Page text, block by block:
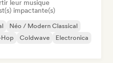
leur musique
impactante(s)
Néo / Modern Classical
Coldwave
Electronica